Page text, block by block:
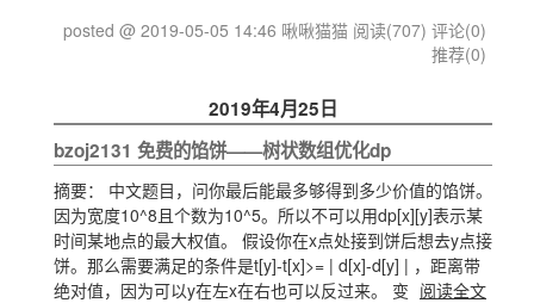
posted @ 2019-05-05 14:46 啾啾猫猫 阅读(707) 评论(0)
推荐(0)
2019年4月25日
bzoj2131 免费的馅饼——树状数组优化dp
摘要： 中文题目，问你最后能最多够得到多少价值的馅饼。
因为宽度10^8且个数为10^5。所以不可以用dp[x][y]表示某
时间某地点的最大权值。 假设你在x点处接到饼后想去y点接
饼。那么需要满足的条件是t[y]-t[x]>= | d[x]-d[y] | ，距离带
绝对值，因为可以y在左x在右也可以反过来。 变 阅读全文